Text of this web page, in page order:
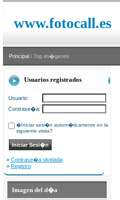
www.fotocall.es
Principal / Top im�genes
Usuarios registrados
Usuario:
Contrase�a:
�Iniciar sesi�n autom�ticamente en la
siguiente visita?
» Contrase�a olvidada
» Registro
Imagen del d�a